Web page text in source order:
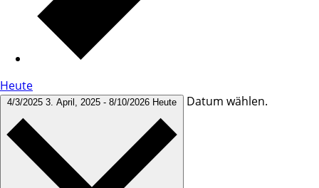
Heute
4/3/2025 3. April, 2025 - 8/10/2026 Heute Datum wählen.